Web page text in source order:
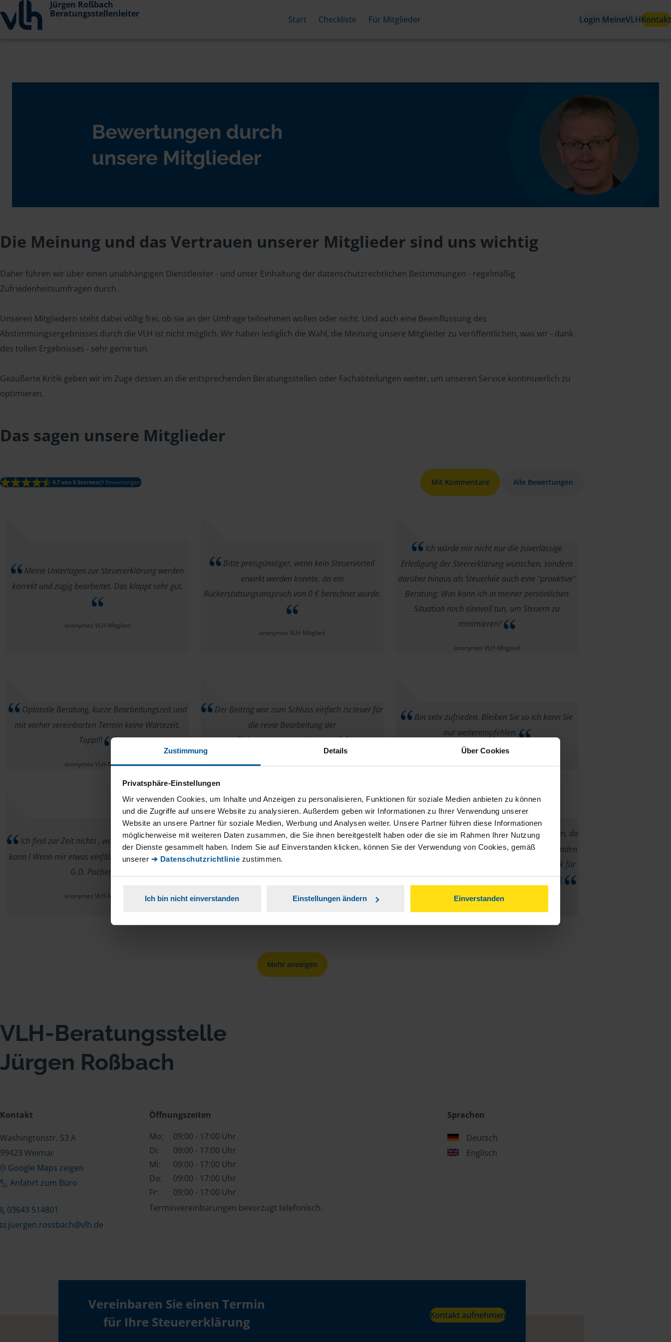
Zustimmung Details Über Cookies
Privatsphäre-Einstellungen
Wir verwenden Cookies, um Inhalte und Anzeigen zu personalisieren, Funktionen für soziale Medien anbieten zu können
und die Zugriffe auf unsere Website zu analysieren. Außerdem geben wir Informationen zu Ihrer Verwendung unserer
Website an unsere Partner für soziale Medien, Werbung und Analysen weiter. Unsere Partner führen diese Informationen
möglicherweise mit weiteren Daten zusammen, die Sie ihnen bereitgestellt haben oder die sie im Rahmen Ihrer Nutzung
der Dienste gesammelt haben. Indem Sie auf Einverstanden klicken, können Sie der Verwendung von Cookies, gemäß
unserer ➔ Datenschutzrichtlinie zustimmen.
Ich bin nicht einverstanden Einstellungen ändern Einverstanden
Jürgen Roßbach
Beratungsstellenleiter
Start Checkliste Für Mitglieder Login MeineVLHKontakt
Bewertungen durch
unsere Mitglieder
Die Meinung und das Vertrauen unserer Mitglieder sind uns wichtig
Daher führen wir über einen unabhängigen Dienstleister - und unter Einhaltung der datenschutzrechtlichen Bestimmungen - regelmäßig
Zufriedenheitsumfragen durch.
Unseren Mitgliedern steht dabei völlig frei, ob sie an der Umfrage teilnehmen wollen oder nicht. Und auch eine Beeinflussung des
Abstimmungsergebnisses durch die VLH ist nicht möglich. Wir haben lediglich die Wahl, die Meinung unsere Mitglieder zu veröffentlichen, was wir - dank
des tollen Ergebnisses - sehr gerne tun.
Geäußerte Kritik geben wir im Zuge dessen an die entsprechenden Beratungsstellen oder Fachabteilungen weiter, um unseren Service kontinuierlich zu
optimieren.
Das sagen unsere Mitglieder
4.7 von 5 Sternen(9 Bewertungen) Mit Kommentare Alle Bewertungen
Meine Unterlagen zur Steuererklärung werden
korrekt und zügig bearbeitet. Das klappt sehr gut.
anonymes VLH-Mitglied
Bitte preisgünstiger, wenn kein Steuervorteil
erwirkt werden konnte, da ein
Rückerstattungsanspruch von 0 € berechnet wurde.
anonymes VLH-Mitglied
Ich würde mir nicht nur die zuverlässige
Erledigung der Steererklärung wünschen, sondern
darüber hinaus als Steuerlaie auch eine "proaktive"
Beratung: Was kann ich in meiner persönlichen
Situation noch sinnvoll tun, um Steuern zu
minimieren?
anonymes VLH-Mitglied
Optimale Beratung, kurze Bearbeitungszeit und
mit vorher vereinbarten Termin keine Wartezeit.
Topp!!!
anonymes VLH-Mitglied
Der Beitrag war zum Schluss einfach zu teuer für
die reine Bearbeitung der
Einkommensteuererklärung.
anonymes VLH-Mitglied
Bin sehr zufrieden. Bleiben Sie so ich kann Sie
nur weiterempfehlen.
Ich find zur Zeit nichts , was man besser machen
kann ! Wenn mir etwas einfällt melde ich mich . M f
G D. Pocher
anonymes VLH-Mitglied
Fachlich höchste Kompetenz vorhanden!
Erfolgreiche Beratung in komplexen Fällen genau
wie auch zuverlässige, schnelle Bearbeitung
Ich kann mich auf diesem Weg nur bedanken, da
ich seit einigen Jahren in ganz wunderbaren Händen
bin, wenn es um die Steuererklärung geht. Dank für
Kompetenz, Beratung und schnelle Bearbeitung
anonymes VLH-Mitglied
Mehr anzeigen
VLH-Beratungsstelle
Jürgen Roßbach
Kontakt
Washingtonstr. 53 A
99423 Weimar
Google Maps zeigen
Anfahrt zum Büro
03643 514801
juergen.rossbach@vlh.de
Öffnungszeiten
Mo:
09:00 - 17:00 Uhr
Di:
09:00 - 17:00 Uhr
Mi:
09:00 - 17:00 Uhr
Do:
09:00 - 17:00 Uhr
Fr:
09:00 - 17:00 Uhr
Terminvereinbarungen bevorzugt telefonisch.
Sprachen
Deutsch
Englisch
Vereinbaren Sie einen Termin
für Ihre Steuererklärung
Kontakt aufnehmen